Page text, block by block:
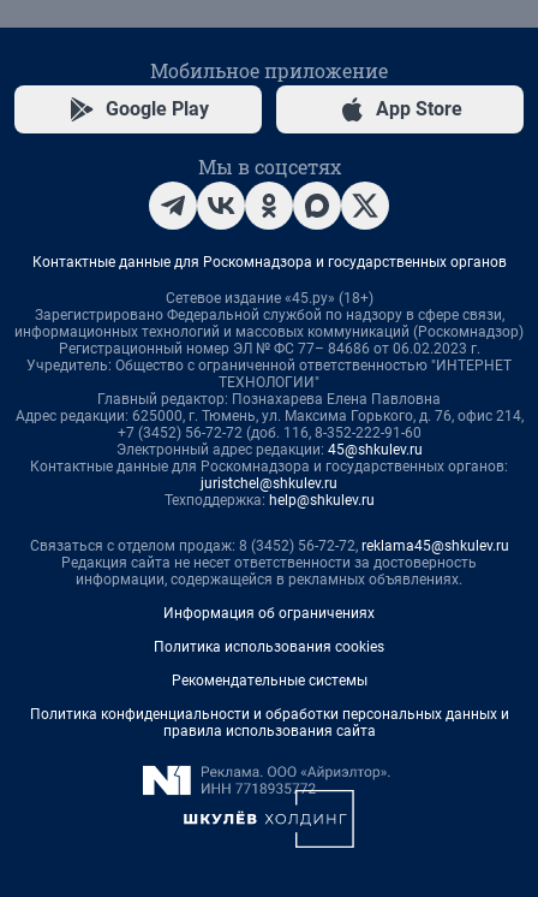
Мобильное приложение
Google Play App Store
Мы в соцсетях
Контактные данные для Роскомнадзора и государственных органов
Сетевое издание «45.ру» (18+)
Зарегистрировано Федеральной службой по надзору в сфере связи,
информационных технологий и массовых коммуникаций (Роскомнадзор)
Регистрационный номер ЭЛ № ФС 77– 84686 от 06.02.2023 г.
Учредитель: Общество с ограниченной ответственностью "ИНТЕРНЕТ
ТЕХНОЛОГИИ"
Главный редактор: Познахарева Елена Павловна
Адрес редакции: 625000, г. Тюмень, ул. Максима Горького, д. 76, офис 214,
+7 (3452) 56-72-72 (доб. 116, 8-352-222-91-60
Электронный адрес редакции: 45@shkulev.ru
Контактные данные для Роскомнадзора и государственных органов:
juristchel@shkulev.ru
Техподдержка: help@shkulev.ru
Связаться с отделом продаж: 8 (3452) 56-72-72, reklama45@shkulev.ru
Редакция сайта не несет ответственности за достоверность
информации, содержащейся в рекламных объявлениях.
Информация об ограничениях
Политика использования cookies
Рекомендательные системы
Политика конфиденциальности и обработки персональных данных и
правила использования сайта